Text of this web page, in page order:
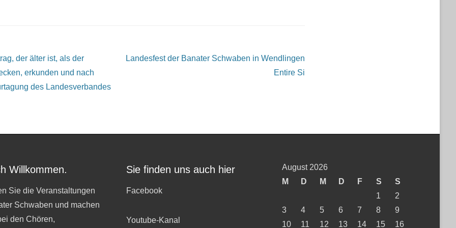
der älter ist, als der
erkunden und nach
des Landesverbandes
Landesfest der Banater Schwaben in Wendlingen
Entire Si
Willkommen.
Sie die Veranstaltungen
Schwaben und machen
den Chören,
Sie finden uns auch hier
Facebook
Youtube-Kanal
August 2026
M
D M D F S
S
1
2
3
4 5 6 7 8
9
10
11 12 13 14 15 16